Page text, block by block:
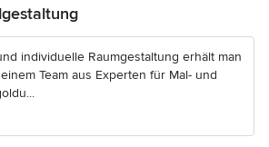
individuelle Raumgestaltung erhält man
Team aus Experten für Mal- und